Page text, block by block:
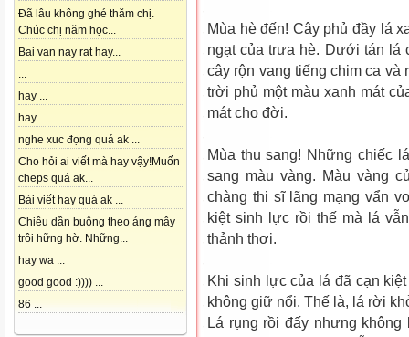
Đã lâu không ghé thăm chị.
Chúc chị năm học...
Bai van nay rat hay...
...
hay ...
hay ...
nghe xuc đọng quá ak ...
Cho hỏi ai viết mà hay vậy!Muốn
cheps quá ak...
Bài viết hay quá ak ...
Chiều dần buông theo áng mây
trôi hững hờ. Những...
hay wa ...
good good :)))) ...
86 ...
Mùa hè đến! Cây phủ đầy lá
ngạt của trưa hè. Dưới tán lá
cây rộn vang tiếng chim ca và
trời phủ một màu xanh mát
mát cho đời.
Mùa thu sang! Những chiếc
sang màu vàng. Màu vàng
chàng thi sĩ lãng mạng vẩn
kiệt sinh lực rồi thế mà lá
thảnh thơi.
Khi sinh lực của lá đã cạn
không giữ nổi. Thế là, lá rời
Lá rụng rồi đấy nhưng